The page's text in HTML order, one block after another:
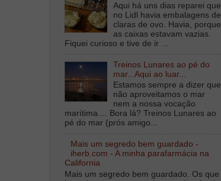
Aqui há uns dias reparei que
no Lidl havia embalagens de
claras de ovo. Havia, porque
as caixas estavam vazias.
Fiquei curioso e tive de ir ...
Treinos Lunares ao pé do
mar...Aqui ao luar...
Estamos sempre a dizer que
não aproveitamos o mar
nem a nossa vocação
marítima.... Bora lá? Treinos Lunares ao
pé do mar (prós amigo...
Mais um segredo bem guardado -
iherb.com - A minha parafarmácia na
California
Mais um segredo bem guardado. Os que